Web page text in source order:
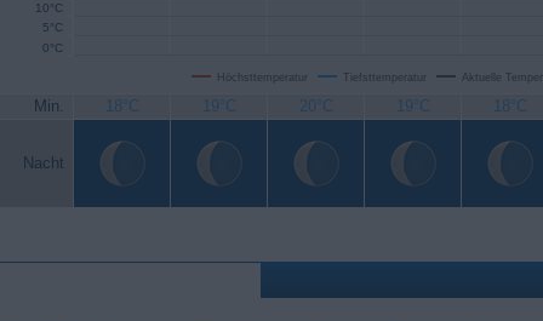
Höchsttemperatur Tiefsttemperatur Aktuelle
0°C
5°C
10°C
Min. 18°C 19°C 20°C 19°C 18°C
Nacht